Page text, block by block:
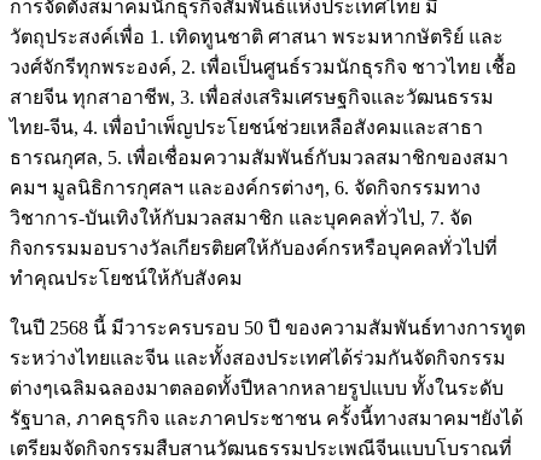
การจัดตั้งสมาคมนักธุรกิจสัมพันธ์แห่งประเทศไทย มี
วัตถุประสงค์เพื่อ 1. เทิดทูนชาติ ศาสนา พระมหากษัตริย์ และ
วงศ์จักรีทุกพระองค์, 2. เพื่อเป็นศูนธ์รวมนักธุรกิจ ชาวไทย เชื้อ
สายจีน ทุกสาอาชีพ, 3. เพื่อส่งเสริมเศรษฐกิจและวัฒนธรรม
ไทย-จีน, 4. เพื่อบำเพ็ญประโยชน์ช่วยเหลือสังคมและสาธา
ธารณกุศล, 5. เพื่อเชื่อมความสัมพันธ์กับมวลสมาชิกของสมา
คมฯ มูลนิธิการกุศลฯ และองค์กรต่างๆ, 6. จัดกิจกรรมทาง
วิชาการ-บันเทิงให้กับมวลสมาชิก และบุคคลทั่วไป, 7. จัด
กิจกรรมมอบรางวัลเกียรติยศให้กับองค์กรหรือบุคคลทั่วไปที่
ทำคุณประโยชน์ให้กับสังคม
ในปี 2568 นี้ มีวาระครบรอบ 50 ปี ของความสัมพันธ์ทางการทูต
ระหว่างไทยและจีน และทั้งสองประเทศได้ร่วมกันจัดกิจกรรม
ต่างๆเฉลิมฉลองมาตลอดทั้งปีหลากหลายรูปแบบ ทั้งในระดับ
รัฐบาล, ภาคธุรกิจ และภาคประชาชน ครั้งนี้ทางสมาคมฯยังได้
เตรียมจัดกิจกรรมสืบสานวัฒนธรรมประเพณีจีนแบบโบราณที่